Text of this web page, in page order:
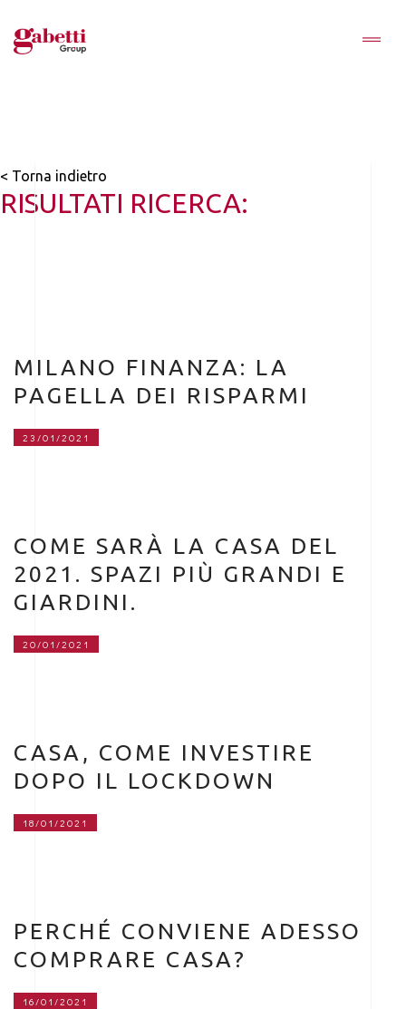
< Torna indietro
RISULTATI RICERCA:
MILANO FINANZA: LA
PAGELLA DEI RISPARMI
23/01/2021
COME SARÀ LA CASA DEL
2021. SPAZI PIÙ GRANDI E
GIARDINI.
20/01/2021
CASA, COME INVESTIRE
DOPO IL LOCKDOWN
18/01/2021
PERCHÉ CONVIENE ADESSO
COMPRARE CASA?
16/01/2021